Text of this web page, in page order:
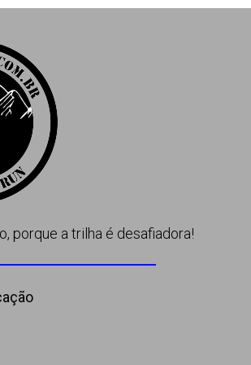
porque a trilha é desafiadora!